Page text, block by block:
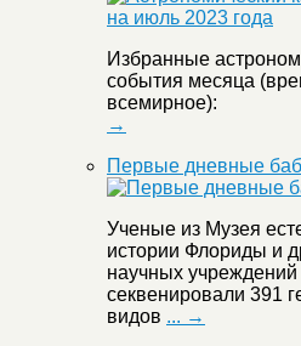
Избранные
события месяца
→
Первые дневные
Ученые из Музея
истории Флориды и
научных учреждений
секвенировали 391
видов ... →